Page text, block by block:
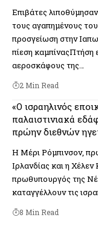
Επιβάτες
τους αγαπημένους
προσγείωση στην
πίεση καμπίναςΠτήση
αεροσκάφους της…
2 Min Read
«Ο ισραηλινός
παλαιστινιακά
πρώην διεθνών
Η Μέρι Ρόμπινσον,
Ιρλανδίας και η
πρωθυπουργός της
καταγγέλλουν τις
8 Min Read